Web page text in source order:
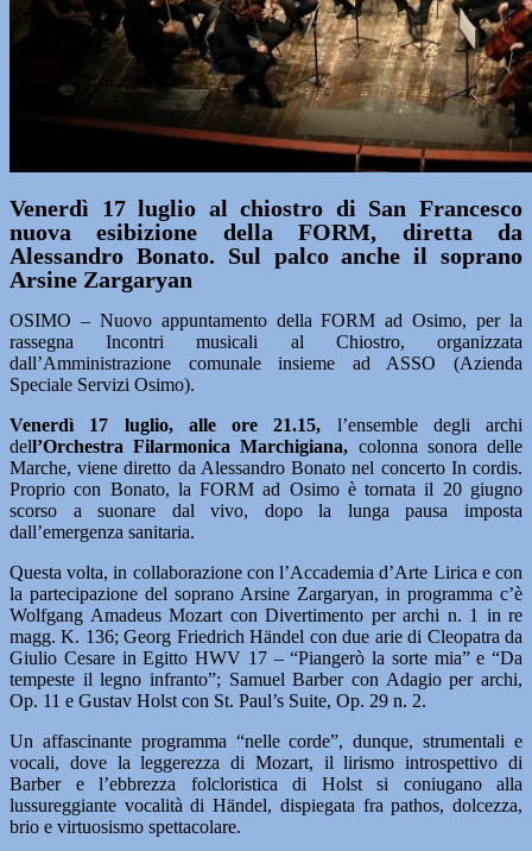
Venerdì 17 luglio al chiostro di San Francesco
nuova esibizione della FORM, diretta da
Alessandro Bonato. Sul palco anche il soprano
Arsine Zargaryan
OSIMO – Nuovo appuntamento della FORM ad Osimo, per la
rassegna Incontri musicali al Chiostro, organizzata
dall’Amministrazione comunale insieme ad ASSO (Azienda
Speciale Servizi Osimo).
Venerdì 17 luglio, alle ore 21.15, l’ensemble degli archi
dell’Orchestra Filarmonica Marchigiana, colonna sonora delle
Marche, viene diretto da Alessandro Bonato nel concerto In cordis.
Proprio con Bonato, la FORM ad Osimo è tornata il 20 giugno
scorso a suonare dal vivo, dopo la lunga pausa imposta
dall’emergenza sanitaria.
Questa volta, in collaborazione con l’Accademia d’Arte Lirica e con
la partecipazione del soprano Arsine Zargaryan, in programma c’è
Wolfgang Amadeus Mozart con Divertimento per archi n. 1 in re
magg. K. 136; Georg Friedrich Händel con due arie di Cleopatra da
Giulio Cesare in Egitto HWV 17 – “Piangerò la sorte mia” e “Da
tempeste il legno infranto”; Samuel Barber con Adagio per archi,
Op. 11 e Gustav Holst con St. Paul’s Suite, Op. 29 n. 2.
Un affascinante programma “nelle corde”, dunque, strumentali e
vocali, dove la leggerezza di Mozart, il lirismo introspettivo di
Barber e l’ebbrezza folcloristica di Holst si coniugano alla
lussureggiante vocalità di Händel, dispiegata fra pathos, dolcezza,
brio e virtuosismo spettacolare.